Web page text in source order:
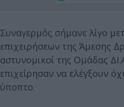
Συναγερμός σήμανε λίγο
επιχειρήσεων της Άμεσης
αστυνομικοί της Ομάδας
επιχείρησαν να ελέγξουν
ύποπτο.